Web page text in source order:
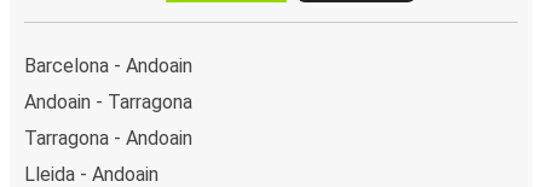
Barcelona - Andoain
Andoain - Tarragona
Tarragona - Andoain
Lleida - Andoain